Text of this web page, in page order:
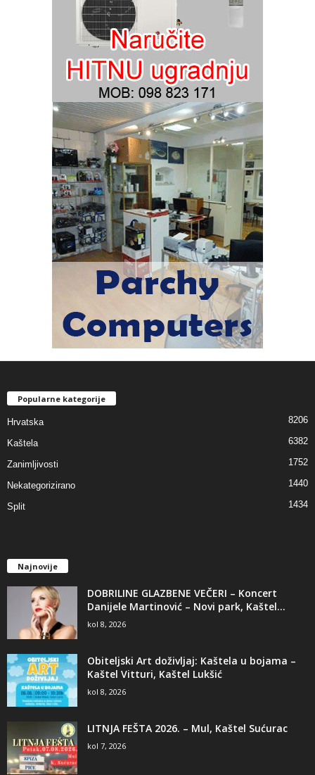
Popularne kategorije
Hrvatska 8206
Kaštela 6382
Zanimljivosti 1752
Nekategorizirano 1440
Split 1434
Najnovije
DOBRILINE GLAZBENE VEČERI – Koncert
Danijele Martinović – Novi park, Kaštel...
kol 8, 2026
Obiteljski Art doživljaj: Kaštela u bojama –
Kaštel Vitturi, Kaštel Lukšić
kol 8, 2026
LITNJA FEŠTA 2026. – Mul, Kaštel Sućurac
kol 7, 2026